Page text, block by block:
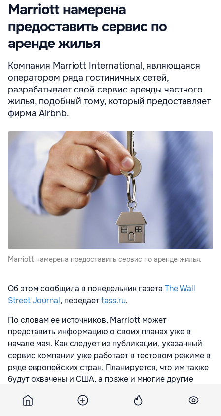
Marriott намерена
предоставить сервис по
аренде жилья
Компания Marriott International, являющаяся
оператором ряда гостиничных сетей,
разрабатывает свой сервис аренды частного
жилья, подобный тому, который предоставляет
фирма Airbnb.
Marriott намерена предоставить сервис по аренде жилья.
Об этом сообщила в понедельник газета The Wall
Street Journal, передаетtass.ru.
По словам ее источников, Marriott может
представить информацию о своих планах уже в
начале мая. Как следует из публикации, указанный
сервис компании уже работает в тестовом режиме в
ряде европейских стран. Планируется, что им также
будут охвачены и США, а позже и многие другие
будет первой крупной компанией,